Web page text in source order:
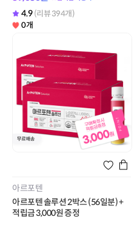
4.9 (리뷰 394개)
0개
아르포텐
아르포텐 솔루션 2박스 (56일분) +
적립금 3,000원 증정